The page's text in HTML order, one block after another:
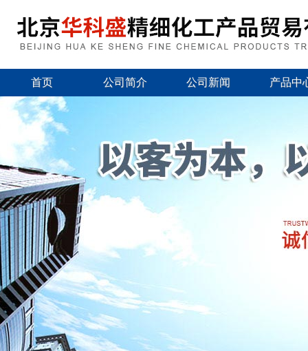
首页 公司简介 公司新闻 产品中